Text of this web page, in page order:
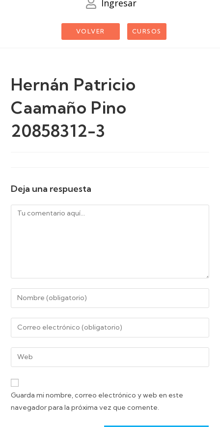
Ingresar
VOLVER CURSOS
Hernán Patricio
Caamaño Pino
20858312-3
Deja una respuesta
Guarda mi nombre, correo electrónico y web en este
navegador para la próxima vez que comente.